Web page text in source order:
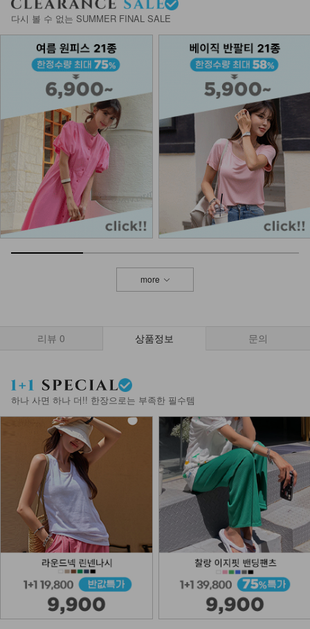
KOA-T-12/나시에이비
13,900 8,900 36%
NKA-T-7/기본이너 끈나시
7,900 5,900
KOA-T-26/스퀘어 스판나시
13,900
9,900
NKA-U-2/똥배보정 속바지
9,900 5,900 40%
+DM41-T-36/나오미
14,900
NK61-BS-4/도트 캔버스 에코백_YN
24,900
DM61-SH-06/카치노 플랫 슈즈
44,900
NKA53-A-1/글림 실버볼 팔찌_DY
13,900
다시 볼 수 없는 SUMMER FINAL SALE
more
리뷰 0 상품정보 문의
하나 사면 하나 더!! 한장으로는 부족한 필수템